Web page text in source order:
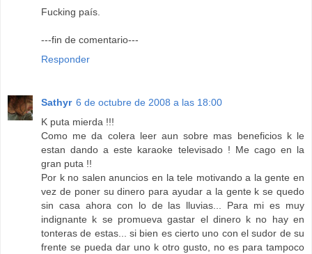
Fucking país.
---fin de comentario---
Responder
Sathyr 6 de octubre de 2008 a las 18:00
K puta mierda !!!
Como me da colera leer aun sobre mas beneficios k le
estan dando a este karaoke televisado ! Me cago en la
gran puta !!
Por k no salen anuncios en la tele motivando a la gente en
vez de poner su dinero para ayudar a la gente k se quedo
sin casa ahora con lo de las lluvias... Para mi es muy
indignante k se promueva gastar el dinero k no hay en
tonteras de estas... si bien es cierto uno con el sudor de su
frente se pueda dar uno k otro gusto, no es para tampoco